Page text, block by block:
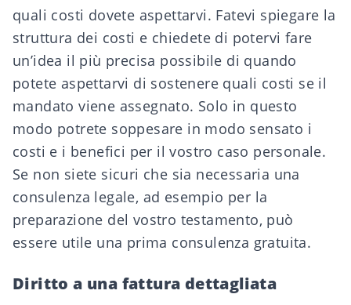
quali costi dovete aspettarvi. Fatevi spiegare la
struttura dei costi e chiedete di potervi fare
un’idea il più precisa possibile di quando
potete aspettarvi di sostenere quali costi se il
mandato viene assegnato. Solo in questo
modo potrete soppesare in modo sensato i
costi e i benefici per il vostro caso personale.
Se non siete sicuri che sia necessaria una
consulenza legale, ad esempio per la
preparazione del vostro testamento, può
essere utile una prima consulenza gratuita.
Diritto a una fattura dettagliata